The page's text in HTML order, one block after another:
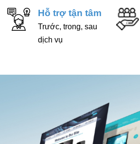
Hỗ trợ tận tâm
Trước, trong, sau
dịch vụ